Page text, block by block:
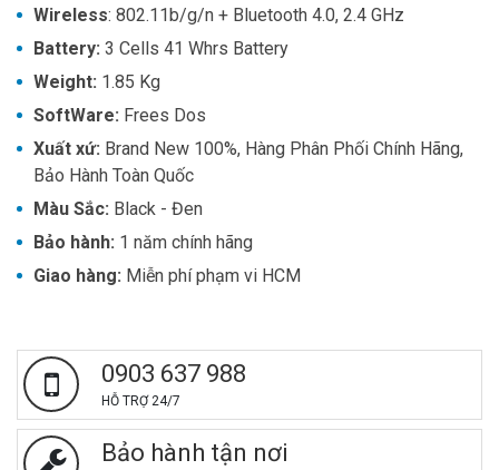
Wireless: 802.11b/g/n + Bluetooth 4.0, 2.4 GHz
Battery: 3 Cells 41 Whrs Battery
Weight: 1.85 Kg
SoftWare: Frees Dos
Xuất xứ: Brand New 100%, Hàng Phân Phối Chính Hãng,
Bảo Hành Toàn Quốc
Màu Sắc: Black - Đen
Bảo hành: 1 năm chính hãng
Giao hàng: Miễn phí phạm vi HCM
0903 637 988
HỖ TRỢ 24/7
Bảo hành tận nơi